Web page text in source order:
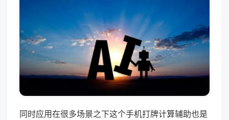
同时应用在很多场景之下这个手机打牌计算辅助也是